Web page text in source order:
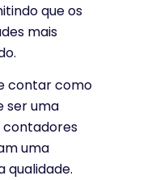
que os
mais
contar como
ser uma
uma
qualidade.